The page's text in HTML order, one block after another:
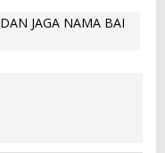
JAGA NAMA BAI